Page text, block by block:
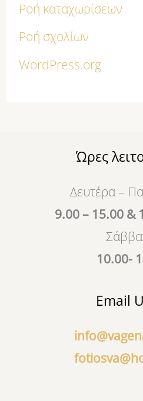
Ροή καταχωρίσεων
Ροή σχολίων
WordPress.org
Ώρες
Δευτέρα –
9.00 – 15.00 &
10.00-
Email